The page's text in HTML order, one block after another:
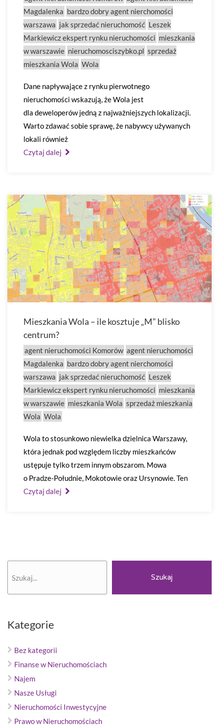
Magdalenka bardzo dobry agent nierchomości
warszawa jak sprzedać nieruchomość Leszek
Markiewicz ekspert rynku nieruchomości mieszkania
w warszawie nieruchomosciszybko.pl sprzedaż
mieszkania Wola Wola
Dane napływające z rynku pierwotnego
nieruchomości wskazują, że Wola jest
dla deweloperów jedną z najważniejszych lokalizacji.
Warto zdawać sobie sprawę, że nabywcy używanych
lokali również
Czytaj dalej
Mieszkania Wola – ile kosztuje „M” blisko
centrum?
agent nieruchomości Komorów agent nieruchomości
Magdalenka bardzo dobry agent nierchomości
warszawa jak sprzedać nieruchomość Leszek
Markiewicz ekspert rynku nieruchomości mieszkania
w warszawie mieszkania Wola sprzedaż mieszkania
Wola Wola
Wola to stosunkowo niewielka dzielnica Warszawy,
która jednak pod względem liczby mieszkańców
ustępuje tylko trzem innym obszarom. Mowa
o Pradze-Południe, Mokotowie oraz Ursynowie. Ten
Czytaj dalej
Szukaj
Kategorie
Bez kategorii
Finanse w Nieruchomościach
Najem
Nasze Usługi
Nieruchomości Inwestycyjne
Prawo w Nieruchomościach